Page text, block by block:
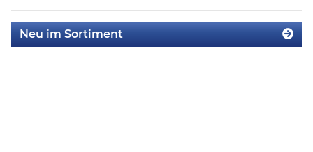
Neu im Sortiment